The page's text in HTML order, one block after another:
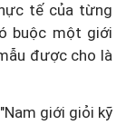
tế của từng
buộc một giới
được cho là
giới giỏi kỹ